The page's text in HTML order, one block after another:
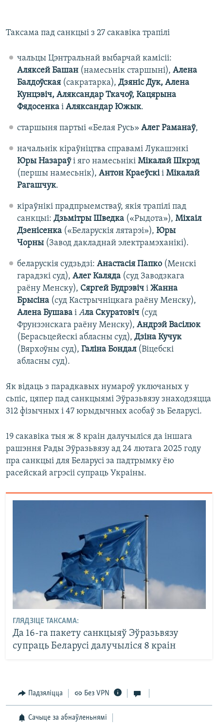
Таксама пад санкцыі з 27 сакавіка трапілі
чальцы Цэнтральнай выбарчай камісіі:
Аляксей Башан(намесьнік старшыні), Алена
Балдоўская (сакратарка), Дзяніс Дук, Алена
Кунцэвіч, Аляксандар Ткачоў, Кацярына
Фядосенка і Аляксандар Южык.
старшыня партыі «Белая Русь» Алег Раманаў,
начальнік кіраўніцтва справамі Лукашэнкі
Юры Назараўі яго намесьнікі Мікалай Шкрэд
(першы намесьнік), Антон КраеўскііМікалай
Рагашчук.
кіраўнікі прадпрыемстваў, якія трапілі пад
санкцыі: Дзьмітры Шведка («Рыдота»), Міхаіл
Дзенісенка(«Беларускія лятарэі»), Юры
Чорны (Завод дакладнай электрамэханікі).
беларускія судзьдзі: Анастасія Папко(Менскі
гарадзкі суд), Алег Каляда (суд Заводзкага
раёну Менску), Сяргей Будрэвіч і Жанна
Брысіна(суд Кастрычніцкага раёну Менску),
Алена Бушава і Ала Скуратовіч(суд
Фрунзэнскага раёну Менску), Андрэй Васілюк
(Берасьцейескі абласны суд), Дзіна Кучук
(Вярхоўны суд), Галіна Бондал(Віцебскі
абласны суд).
Як відаць з парадкавых нумароў уключаных у
сьпіс, цяпер пад санкцыямі Эўразьвязу знаходзяцца
312 фізычных і 47 юрыдычных асобаў зь Беларусі.
19 сакавіка тыя ж 8 краін далучыліся да іншага
рашэння Рады Эўразьвязу ад 24 лютага 2025 году
пра санкцыі для Беларусі за падтрымку ёю
расейскай агрэсіі супраць Украіны.
ГЛЯДЗІЦЕ ТАКСАМА:
Да 16-га пакету санкцыяў Эўразьвязу
супраць Беларусі далучыліся 8 краін
Падзяліцца Без VPN
Сачыце за абнаўленьнямі